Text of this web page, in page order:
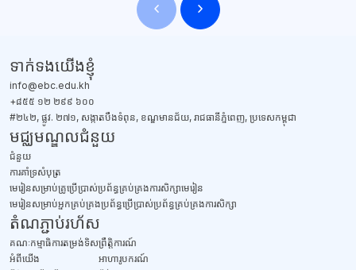
តំណភ្ជាប់រហ័ស
គណៈកម្មាធិការតម្រង់ទិស
អំពីយើង
ព្រឹត្តិការណ៍
អាហារូបករណ៍
មជ្ឈមណ្ឌលជំនួយ
ជំនួយ
​ការគាំទ្រសំបុត្រ
មេរៀនសម្រាប់គ្រូប្រើប្រាស់ប្រព័ន្ធគ្រប់គ្រងការសិក្សាមេរៀន
មេរៀនសម្រាប់អ្នកគ្រប់គ្រងប្រព័ន្ធប្រើប្រាស់ប្រព័ន្ធគ្រប់គ្រងការសិក្សា
ទាក់ទង​យើងខ្ញុំ
info@ebc.edu.kh
+៨៥៥ ១២ ២៩៩ ៦០០
#២៤២, ផ្លូវ. ២៧១, សង្កាតបឹងទំពុន, ខណ្ឌមានជ័យ, រាជធានីភ្នំពេញ, ប្រទេសកម្ពុជា